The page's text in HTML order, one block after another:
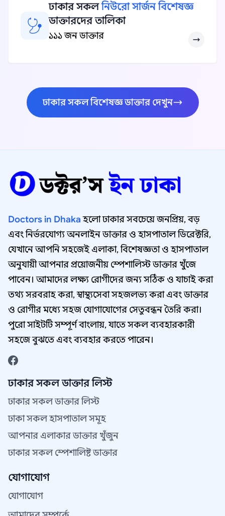
ঢাকার সকলনিউরো সার্জন বিশেষজ্ঞ
ডাক্তারদের তালিকা
১১১ জন ডাক্তার
ঢাকার সকল বিশেষজ্ঞ ডাক্তার দেখুন
Doctors in Dhakaহলো ঢাকার সবচেয়ে জনপ্রিয়, বড়
এবং নির্ভরযোগ্য অনলাইন ডাক্তার ও হাসপাতাল ডিরেক্টরি,
যেখানে আপনি সহজেই এলাকা, বিশেষজ্ঞতা ও হাসপাতাল
অনুযায়ী আপনার প্রয়োজনীয় স্পেশালিস্ট ডাক্তার খুঁজে
পাবেন। আমাদের লক্ষ্য রোগীদের জন্য সঠিক ও যাচাই করা
তথ্য সরবরাহ করা, স্বাস্থ্যসেবা সহজলভ্য করা এবং ডাক্তার
ও রোগীর মধ্যে সহজ যোগাযোগের সেতুবন্ধন তৈরি করা।
পুরো সাইটটি সম্পূর্ণ বাংলায়, যাতে সকল ব্যবহারকারী
সহজে বুঝতে এবং ব্যবহার করতে পারেন।
ঢাকার সকল ডাক্তার লিস্ট
ঢাকার সকল ডাক্তার লিস্ট
ঢাকা সকল হাসপাতাল সমূহ
আপনার এলাকার ডাক্তার খুঁজুন
ঢাকার সকল স্পেশালিষ্ট ডাক্তার
যোগাযোগ
যোগাযোগ